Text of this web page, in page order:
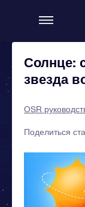
Солнце:
звезда
OSR
Поделиться